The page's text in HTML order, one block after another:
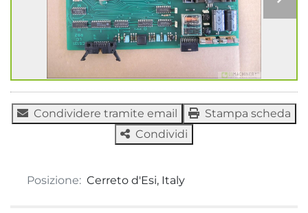
Condividere tramite email
Stampa scheda
Condividi
Posizione: Cerreto d'Esi, Italy